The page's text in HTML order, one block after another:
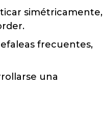
simétricamente,
frecuentes,
una